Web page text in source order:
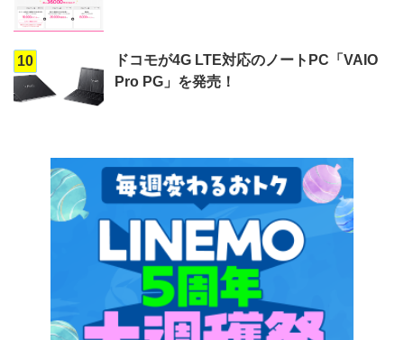
10
ドコモが4G LTE対応のノートPC「VAIO
Pro PG」を発売！